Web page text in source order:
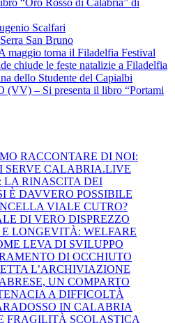
Scalfari
San Bruno
torna il Filadelfia Festival
chiude le feste natalizie a Filadelfia
dello Studente del Capialbi
– Si presenta il libro “Portami
RACCONTARE DI NOI:
SERVE CALABRIA.LIVE
LA RINASCITA DEI
È DAVVERO POSSIBILE
VIALE CUTRO?
DI VERO DISPREZZO
LONGEVITÀ: WELFARE
LEVA DI SVILUPPO
DI OCCHIUTO
L’ARCHIVIAZIONE
UN COMPARTO
A DIFFICOLTÀ
IN CALABRIA
FRAGILITÀ SCOLASTICA